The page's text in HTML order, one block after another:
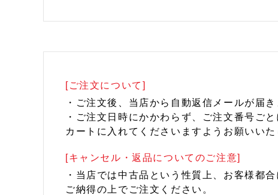
[ご注文について]
・ご注文後、当店から自動返信メールが届
・ご注文日時にかかわらず、ご注文番号ご
カートに入れてくださいますようお願いいた
[キャンセル・返品についてのご注意]
・当店では中古品という性質上、お客様都
ご納得の上でご注文ください。